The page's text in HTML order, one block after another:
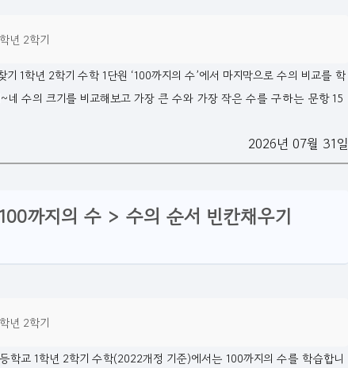
년 2학기
1학년 2학기 수학 1단원 ‘100까지의 수’에서 마지막으로 수의 비교를 학
네 수의 크기를 비교해보고 가장 큰 수와 가장 작은 수를 구하는 문항 15
2026년 07월 31일
까지의 수 > 수의 순서 빈칸채우기
년 2학기
학교 1학년 2학기 수학(2022개정 기준)에서는 100까지의 수를 학습합니